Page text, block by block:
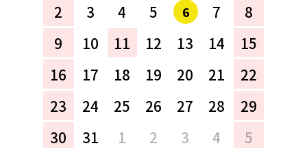
2
3 4 5 6 7
8
9
10 11 12 13 14
15
16
17 18 19 20 21
22
23
24 25 26 27 28
29
30
31 1 2 3 4 5